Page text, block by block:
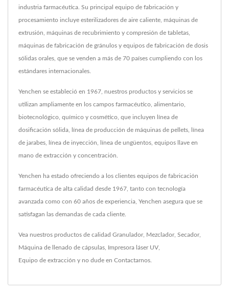
industria farmacéutica. Su principal equipo de fabricación y
procesamiento incluye esterilizadores de aire caliente, máquinas de
extrusión, máquinas de recubrimiento y compresión de tabletas,
máquinas de fabricación de gránulos y equipos de fabricación de dosis
sólidas orales, que se venden a más de 70 países cumpliendo con los
estándares internacionales.
Yenchen se estableció en 1967, nuestros productos y servicios se
utilizan ampliamente en los campos farmacéutico, alimentario,
biotecnológico, químico y cosmético, que incluyen línea de
dosificación sólida, línea de producción de máquinas de pellets, línea
de jarabes, línea de inyección, línea de ungüentos, equipos llave en
mano de extracción y concentración.
Yenchen ha estado ofreciendo a los clientes equipos de fabricación
farmacéutica de alta calidad desde 1967, tanto con tecnología
avanzada como con 60 años de experiencia, Yenchen asegura que se
satisfagan las demandas de cada cliente.
Vea nuestros productos de calidad Granulador, Mezclador, Secador,
Máquina de llenado de cápsulas Impresora láser UV
Equipo de extracción y no dude en Contactarnos